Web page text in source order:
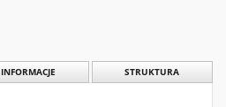
INFORMACJE STRUKTURA